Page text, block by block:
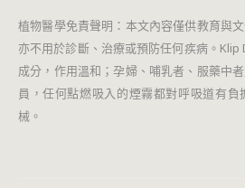
植物醫學免責聲明：本文內容僅供教育與
亦不用於診斷、治療或預防任何疾病。
成分，作用溫和；孕婦、哺乳者、服藥中
員，任何點燃吸入的煙霧都對呼吸道有
械。